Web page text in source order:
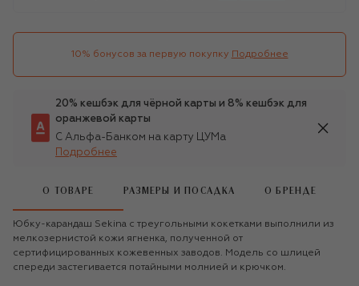
10% бонусов за первую покупку Подробнее
20% кешбэк для чёрной карты и 8% кешбэк для
оранжевой карты
С Альфа-Банком на карту ЦУМа
Подробнее
О ТОВАРЕ РАЗМЕРЫ И ПОСАДКА О БРЕНДЕ
Юбку-карандаш Sekina с треугольными кокетками выполнили из
мелкозернистой кожи ягненка, полученной от
сертифицированных кожевенных заводов. Модель со шлицей
спереди застегивается потайными молнией и крючком.